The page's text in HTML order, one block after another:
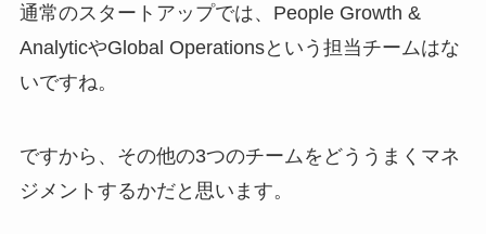
通常のスタートアップでは、People Growth &
AnalyticやGlobal Operationsという担当チームはな
いですね。
ですから、その他の3つのチームをどううまくマネ
ジメントするかだと思います。